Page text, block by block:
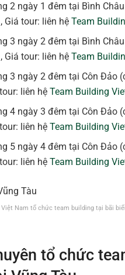
2 ngày 1 đêm tại Bình
Giá tour: liên hệTeam
3 ngày 2 đêm tại Bình
Giá tour: liên hệTeam
3 ngày 2 đêm tại Côn Đảo
liên hệTeam Building
4 ngày 3 đêm tại Côn Đảo
liên hệTeam Building
5 ngày 4 đêm tại Côn Đảo
liên hệTeam Building
Việt Nam tổ chức team building tại bãi
tổ chức